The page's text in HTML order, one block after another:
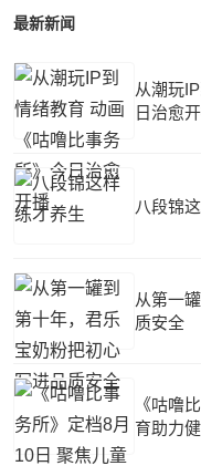
最新新闻
从潮玩
日治愈
八段锦
从第一
质安全
《咕噜
育助力